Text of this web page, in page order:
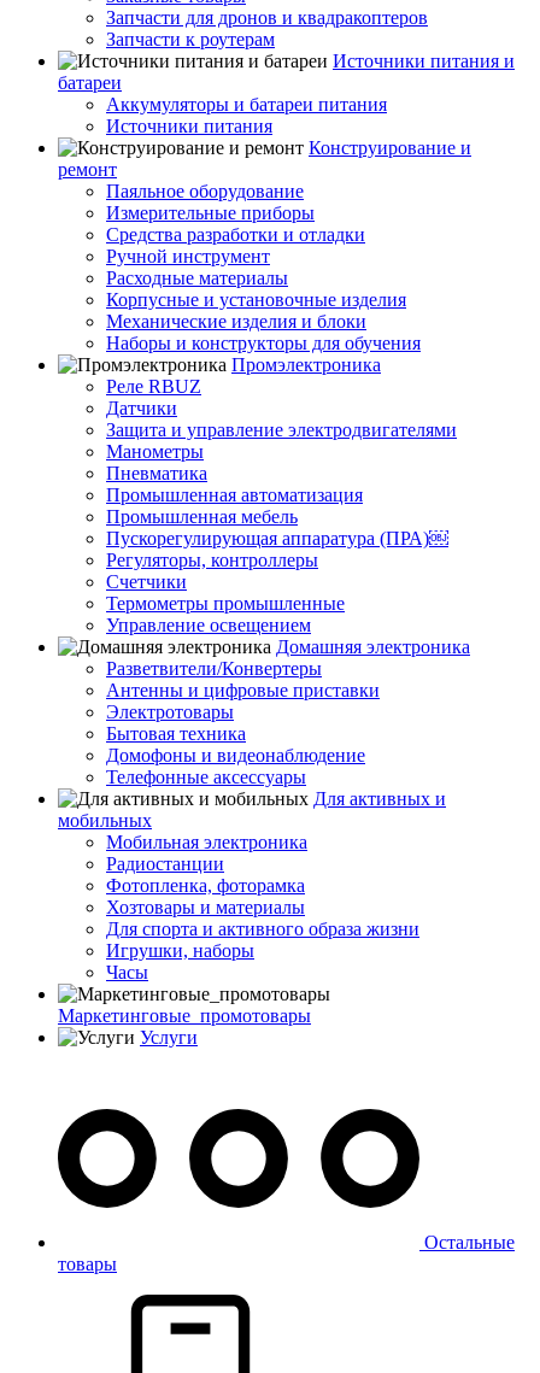
Запчасти для дронов и квадракоптеров
Запчасти к роутерам
Источники питания и
батареи
Аккумуляторы и батареи питания
Источники питания
Конструирование и
ремонт
Паяльное оборудование
Измерительные приборы
Средства разработки и отладки
Ручной инструмент
Расходные материалы
Корпусные и установочные изделия
Механические изделия и блоки
Наборы и конструкторы для обучения
Промэлектроника
Реле RBUZ
Датчики
Защита и управление электродвигателями
Манометры
Пневматика
Промышленная автоматизация
Промышленная мебель
Пускорегулирующая аппаратура (ПРА)￼
Регуляторы, контроллеры
Счетчики
Термометры промышленные
Управление освещением
Домашняя электроника
Разветвители/Конвертеры
Антенны и цифровые приставки
Электротовары
Бытовая техника
Домофоны и видеонаблюдение
Телефонные аксессуары
Для активных и
мобильных
Мобильная электроника
Радиостанции
Фотопленка, фоторамка
Хозтовары и материалы
Для спорта и активного образа жизни
Игрушки, наборы
Часы
Маркетинговые_промотовары
Услуги
Остальные
товары